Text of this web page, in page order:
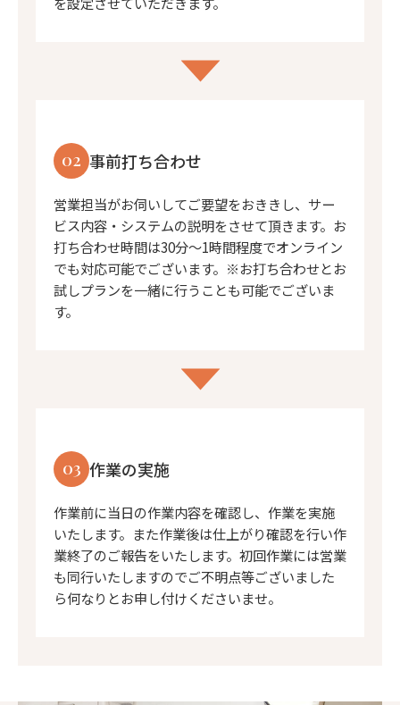
02 事前打ち合わせ
営業担当がお伺いしてご要望をおききし、サー
ビス内容・システムの説明をさせて頂きます。お
打ち合わせ時間は30分〜1時間程度でオンライン
でも対応可能でございます。※お打ち合わせとお
試しプランを一緒に行うことも可能でございま
す。
03 作業の実施
作業前に当日の作業内容を確認し、作業を実施
いたします。また作業後は仕上がり確認を行い作
業終了のご報告をいたします。初回作業には営業
も同行いたしますのでご不明点等ございました
ら何なりとお申し付けくださいませ。